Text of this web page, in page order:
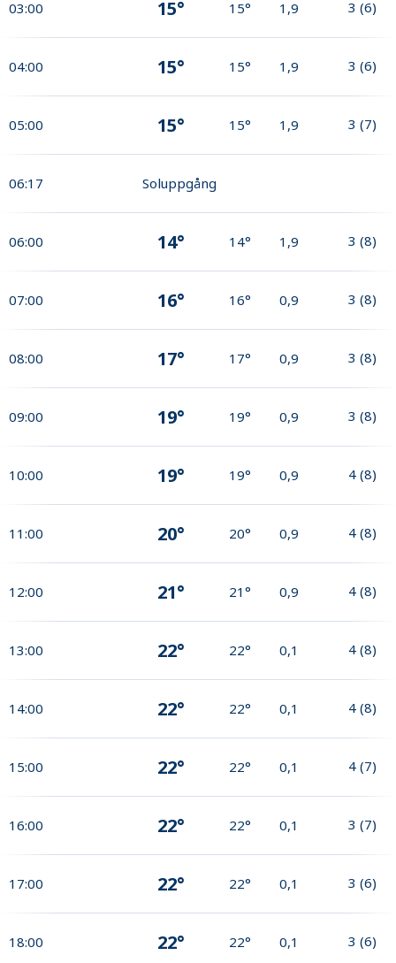
03:00 15° 15° 1,9 3 (6)
04:00 15° 15° 1,9 3 (6)
05:00 15° 15° 1,9 3 (7)
06:17 Soluppgång
06:00 14° 14° 1,9 3 (8)
07:00 16° 16° 0,9 3 (8)
08:00 17° 17° 0,9 3 (8)
09:00 19° 19° 0,9 3 (8)
10:00 19° 19° 0,9 4 (8)
11:00 20° 20° 0,9 4 (8)
12:00 21° 21° 0,9 4 (8)
13:00 22° 22° 0,1 4 (8)
14:00 22° 22° 0,1 4 (8)
15:00 22° 22° 0,1 4 (7)
16:00 22° 22° 0,1 3 (7)
17:00 22° 22° 0,1 3 (6)
18:00 22° 22° 0,1 3 (6)